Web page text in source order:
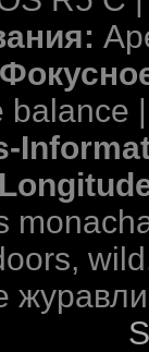
balance